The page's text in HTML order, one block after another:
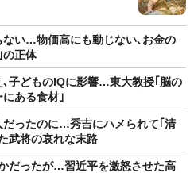
ない…物価高にも動じない､お金の
の正体
､子どものIQに影響…東大教授｢脳の
ある食材｣
ったのに…秀吉にハメられて｢清
武将の哀れな末路
だったが…習近平を激怒させた高